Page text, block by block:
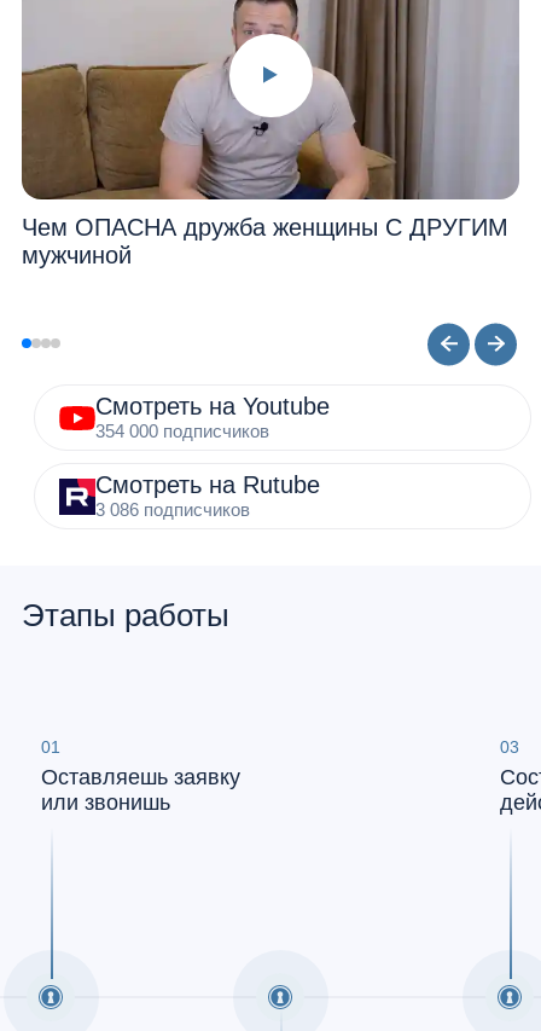
Чем ОПАСНА дружба женщины С ДРУГИМ
мужчиной
Смотреть на Youtube
354 000 подписчиков
Смотреть на Rutube
3 086 подписчиков
Этапы работы
01
Оставляешь заявку
или звонишь
03